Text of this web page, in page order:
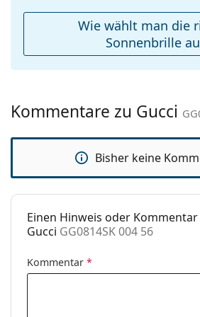
Reinigungstuch:
Ja
Marke:
Gucci
Verwendung:
Mode
GG0814SK 004
Wie wählt man die
Sonnenbrille
Kommentare zu Gucci
Bisher keine
Einen Hinweis oder
Gucci GG0814SK 004 56
Kommentar *